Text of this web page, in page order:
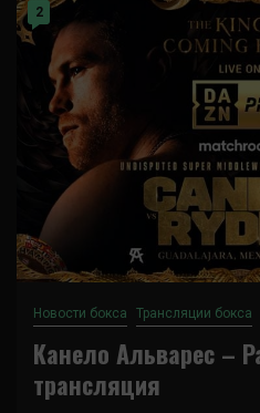
2
Новости бокса Трансляции бокса
Канело Альварес –
трансляция